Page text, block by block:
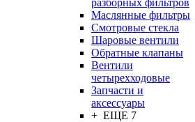
разборных фильтров
Маслянные фильтры
Смотровые стекла
Шаровые вентили
Обратные клапаны
Вентили
четырехходовые
Запчасти и
аксессуары
+ ЕЩЕ 7